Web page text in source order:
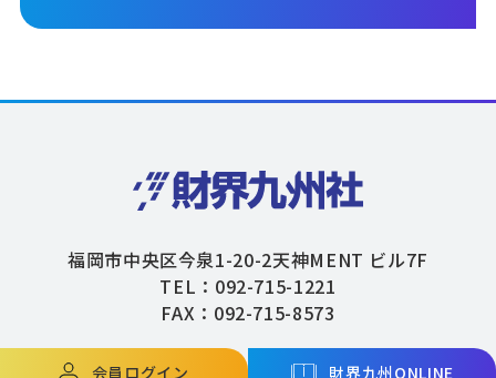
会員ログイン 財界九州ONLINE
福岡市中央区今泉1-20-2天神MENT ビル7F
TEL：092-715-1221
FAX：092-715-8573